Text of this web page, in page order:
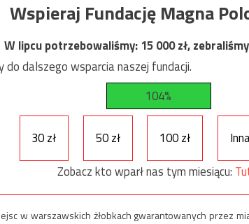
Wspieraj Fundację Magna
W lipcu potrzebowaliśmy:15 000zł,
do dalszego wsparcia naszej fundacji.
104%
30 zł 50 zł 100 zł
Zobacz kto wparł nas tym miesiącu:
w warszawskich żłobkach gwarantowanych przez